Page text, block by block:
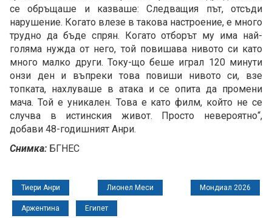
се обръщаше и казваше: Следващия път, отсъди
нарушение. Когато влезе в такова настроение, е много
трудно да бъде спрян. Когато отборът му има най-
голяма нужда от него, той повишава нивото си като
много малко други. Току-що беше играл 120 минути
онзи ден и въпреки това повиши нивото си, взе
топката, нахлуваше в атака и се опита да промени
мача. Той е уникален. Това е като филм, който не се
случва в истинския живот. Просто невероятно“,
добави 48-годишният Анри.
Снимка: БГНЕС
Тиери Анри Лионел Меси Мондиал 2026
Аржентина Египет